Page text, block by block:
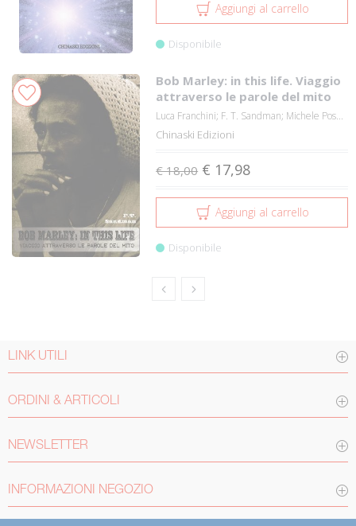
Aggiungi al carrello
Disponibile
Bob Marley: in this life. Viaggio
attraverso le parole del mito
Luca Franchini; F. T. Sandman; Michele Pos...
Chinaski Edizioni
€ 18,00 € 17,98
Aggiungi al carrello
Disponibile
LINK UTILI
ORDINI & ARTICOLI
NEWSLETTER
INFORMAZIONI NEGOZIO